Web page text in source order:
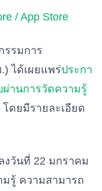
/ App Store
รรมการ
ได้เผยแพร่ประกา
ผ่านการวัดความรู้
โดยมีรายละเอียด
งวันที่ 22 มกราคม
มรู้ ความสามารถ